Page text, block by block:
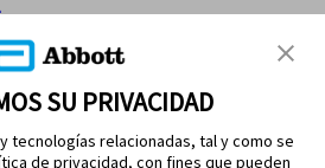
SU PRIVACIDAD
tecnologías relacionadas, tal y como se
de privacidad, con fines que pueden